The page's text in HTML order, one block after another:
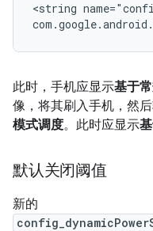
<string
此时，手机应显示基于
像，将其刷入手机，然
模式调度。此时应显示
默认关闭阈值
新的